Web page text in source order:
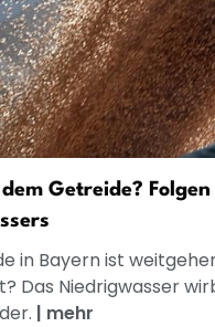
Getreide? Folgen
in Bayern ist
Das Niedrigwasser
| mehr